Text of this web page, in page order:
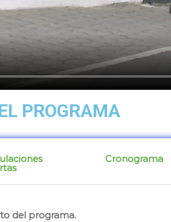
PROGRAMA
Cronograma
del programa.